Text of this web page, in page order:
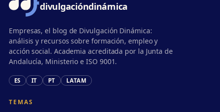
divulgacióndinámica
Empresas, el blog de Divulgación Dinámica:
análisis y recursos sobre formación, empleo y
acción social. Academia acreditada por la Junta de
Andalucía, Ministerio e ISO 9001.
ES IT PT LATAM
TEMAS